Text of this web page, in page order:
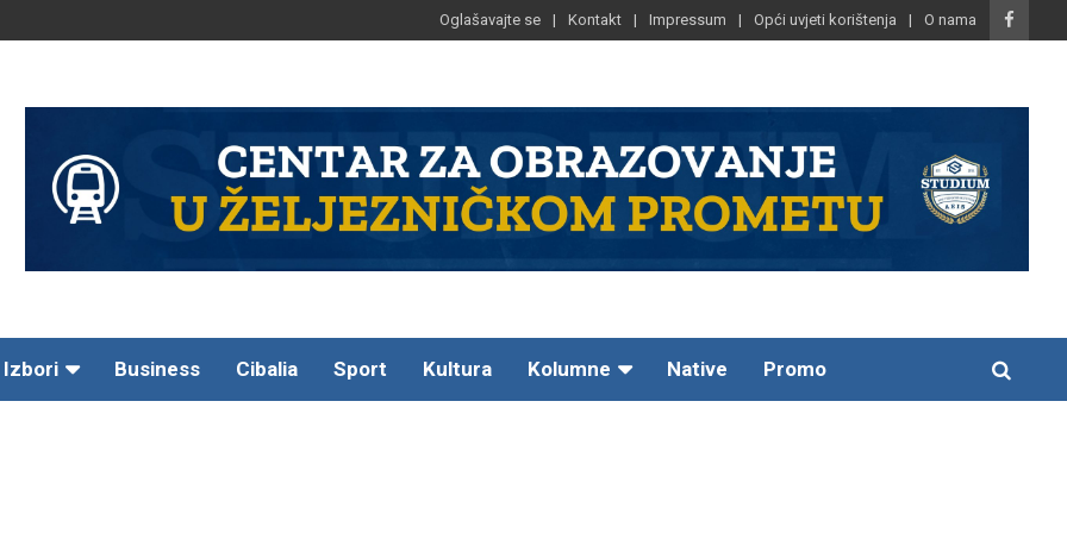
Oglašavajte se Kontakt Impressum Opći uvjeti korištenja O nama
Izbori Business Cibalia Sport Kultura Kolumne Native Promo